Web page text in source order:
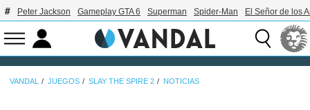
Peter Jackson Gameplay GTA 6 Superman Spider-Man El Señor de los
VANDAL JUEGOS SLAY THE SPIRE 2 NOTICIAS